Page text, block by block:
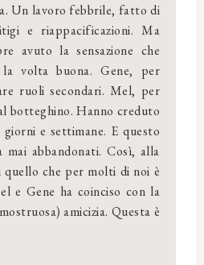
Un lavoro febbrile, fatto di
e riappacificazioni. Ma
avuto la sensazione che
volta buona. Gene, per
ruoli secondari. Mel, per
botteghino. Hanno creduto
e settimane. E questo
abbandonati. Così, alla
quello che per molti di noi è
e Gene ha coinciso con la
amicizia. Questa è